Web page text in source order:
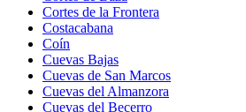
Cortes de la Frontera
Costacabana
Coín
Cuevas Bajas
Cuevas de San Marcos
Cuevas del Almanzora
Cuevas del Becerro